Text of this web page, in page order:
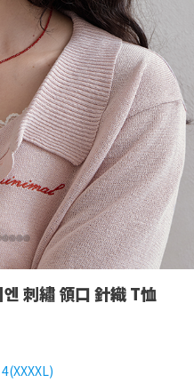
엔 刺繡 領口 針織 T恤